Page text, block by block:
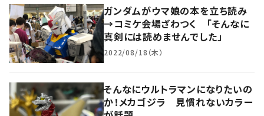
ガンダムがウマ娘の本を立ち読み
→コミケ会場ざわつく 「そんなに
真剣には読めませんでした」
2022/08/18（木）
そんなにウルトラマンになりたいの
か！メカゴジラ 見慣れないカラー